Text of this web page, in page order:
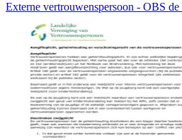
Externe vertrouwenspersoon - OBS